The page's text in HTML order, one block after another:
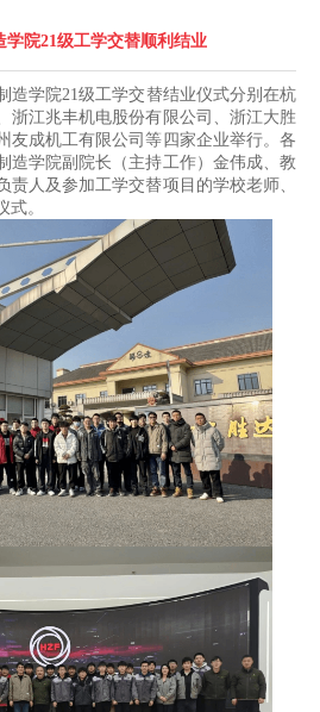
院21级工学交替顺利结业
造学院21级工学交替结业仪式分别在杭
浙江兆丰机电股份有限公司、浙江大胜
友成机工有限公司等四家企业举行。各
造学院副院长（主持工作）金伟成、教
责人及参加工学交替项目的学校老师、
。